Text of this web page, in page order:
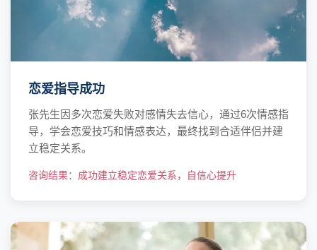
恋爱指导成功
张先生因多次恋爱失败对感情失去信心，通过6次情感指
导，学会恋爱技巧和情感表达，最终找到合适伴侣并建
立稳定关系。
咨询结果：成功建立稳定恋爱关系，自信心提升